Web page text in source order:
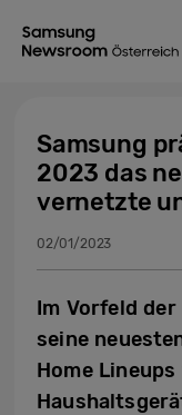
Samsung
2023 das
vernetzte
02/01/2023
Im Vorfeld
seine
Home